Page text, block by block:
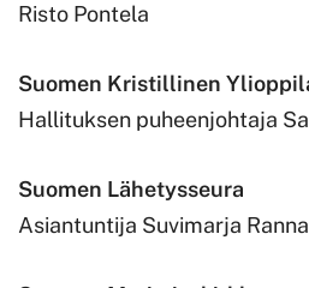
Risto Pontela
Suomen Kristillinen
Hallituksen puheenjohtaja
Suomen Lähetysseura
Asiantuntija Suvimarja